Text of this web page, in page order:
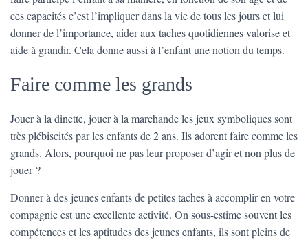
ces capacités c’est l’impliquer dans la vie de tous les jours et lui
donner de l’importance, aider aux taches quotidiennes valorise et
aide à grandir. Cela donne aussi à l’enfant une notion du temps.
Faire comme les grands
Jouer à la dinette, jouer à la marchande les jeux symboliques sont
très plébiscités par les enfants de 2 ans. Ils adorent faire comme les
grands. Alors, pourquoi ne pas leur proposer d’agir et non plus de
jouer ?
Donner à des jeunes enfants de petites taches à accomplir en votre
compagnie est une excellente activité. On sous-estime souvent les
compétences et les aptitudes des jeunes enfants, ils sont pleins de